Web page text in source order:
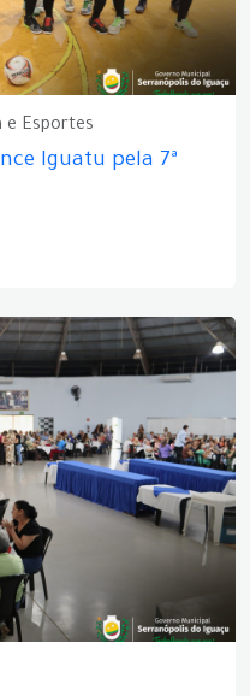
e Esportes
Iguatu pela 7ª